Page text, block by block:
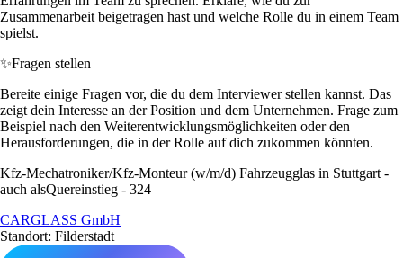
Zusammenarbeit beigetragen hast und welche Rolle du in einem Team
spielst.
✨Fragen stellen
Bereite einige Fragen vor, die du dem Interviewer stellen kannst. Das
zeigt dein Interesse an der Position und dem Unternehmen. Frage zum
Beispiel nach den Weiterentwicklungsmöglichkeiten oder den
Herausforderungen, die in der Rolle auf dich zukommen könnten.
Kfz-Mechatroniker/Kfz-Monteur (w/m/d) Fahrzeugglas in Stuttgart -
auch alsQuereinstieg - 324
CARGLASS GmbH
Standort: Filderstadt